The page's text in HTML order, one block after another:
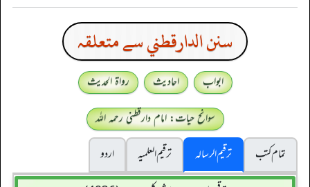
سنن الدارقطني سے متعلقہ
ابواب احادیث
رواۃ الحدیث
سوانح حیات: امام دارقطنی رحمہ اللہ
تمام کتب
ترقیم الرسالہ ترقیم العلمیہ
اردو